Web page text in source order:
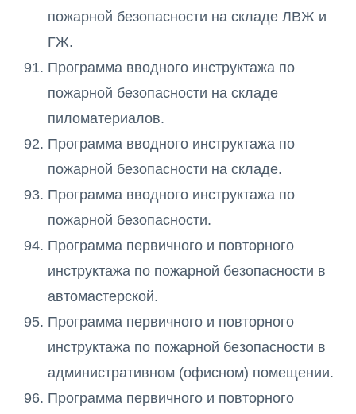
пожарной безопасности на складе ЛВЖ и
ГЖ.
Программа вводного инструктажа по
пожарной безопасности на складе
пиломатериалов.
Программа вводного инструктажа по
пожарной безопасности на складе.
Программа вводного инструктажа по
пожарной безопасности.
Программа первичного и повторного
инструктажа по пожарной безопасности в
автомастерской.
Программа первичного и повторного
инструктажа по пожарной безопасности в
административном (офисном) помещении.
Программа первичного и повторного